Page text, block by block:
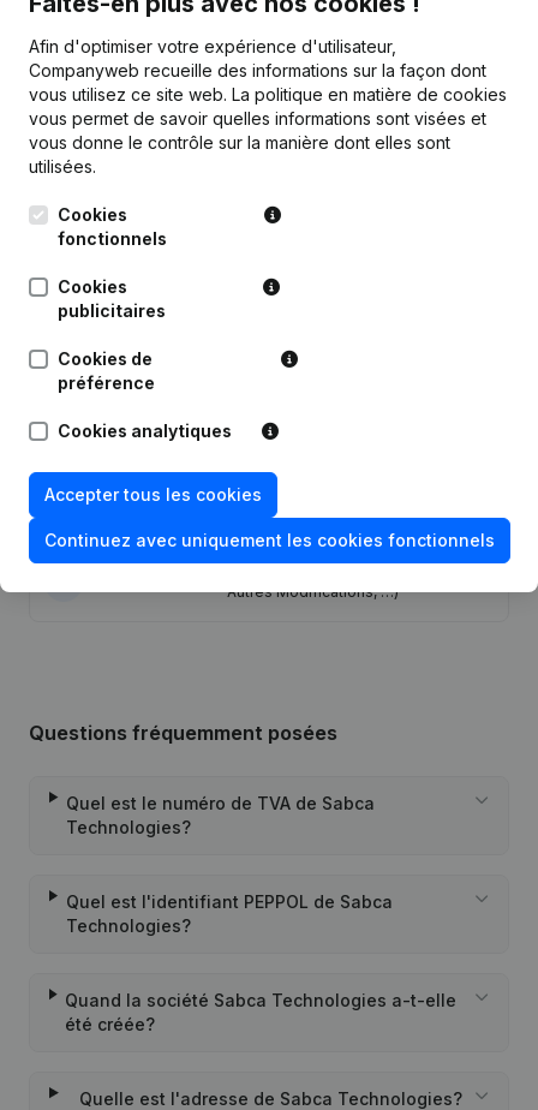
Publications
Date
08-06-2026 Demissions, Nominations
18-08-2025
Capital, Actions - Rubrique
Demissions, Nominations
Autres Modifications, …)
Questions fréquemment posées
Quel est le numéro de TVA de Sabca
Technologies?
Quel est l'identifiant PEPPOL de Sabca
Technologies?
Quand la société Sabca Technologies a-t-elle
été créée?
Quelle est l'adresse de Sabca Technologies?
Afin d'optimiser votre expérience d'utilisateur,
Companyweb recueille des informations sur la façon dont
vous utilisez ce site web. La politique en matière de cookies
vous permet de savoir quelles informations sont visées et
vous donne le contrôle sur la manière dont elles sont
utilisées.
Cookies
fonctionnels
Cookies
publicitaires
Cookies de
préférence
Cookies analytiques
Accepter tous les cookies
Continuez avec uniquement les cookies fonctionnels